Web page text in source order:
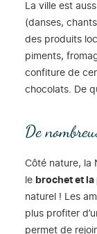
La ville est
(danses,
des produits
piments,
confiture de
chocolats. De
De
Côté nature, la
le brochet et la
naturel ! Les
plus profiter
permet de